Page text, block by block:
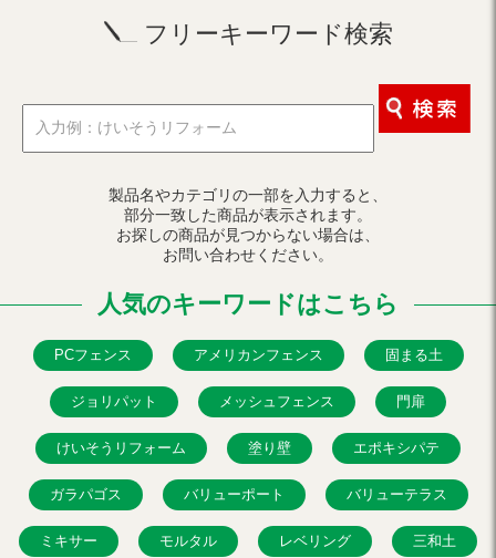
フリーキーワード検索
製品名やカテゴリの一部を入力すると、
部分一致した商品が表示されます。
お探しの商品が見つからない場合は、
お問い合わせください。
人気のキーワードはこちら
PCフェンス アメリカンフェンス 固まる土
ジョリパット メッシュフェンス 門扉
けいそうリフォーム 塗り壁 エポキシパテ
ガラパゴス バリューポート バリューテラス
ミキサー モルタル レベリング 三和土